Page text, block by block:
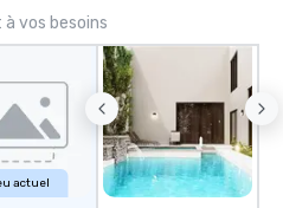
vos besoins
actuel